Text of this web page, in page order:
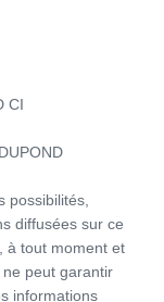
CI
possibilités,
diffusées sur ce
à tout moment et
peut garantir
informations